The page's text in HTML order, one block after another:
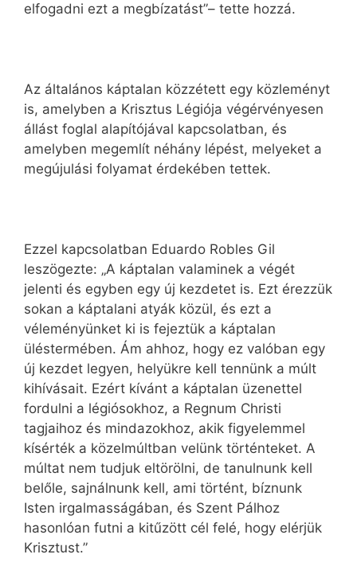
elfogadni ezt a megbízatást”– tette hozzá.
Az általános káptalan közzétett egy közleményt
is, amelyben a Krisztus Légiója végérvényesen
állást foglal alapítójával kapcsolatban, és
amelyben megemlít néhány lépést, melyeket a
megújulási folyamat érdekében tettek.
Ezzel kapcsolatban Eduardo Robles Gil
leszögezte: „A káptalan valaminek a végét
jelenti és egyben egy új kezdetet is. Ezt érezzük
sokan a káptalani atyák közül, és ezt a
véleményünket ki is fejeztük a káptalan
üléstermében. Ám ahhoz, hogy ez valóban egy
új kezdet legyen, helyükre kell tennünk a múlt
kihívásait. Ezért kívánt a káptalan üzenettel
fordulni a légiósokhoz, a Regnum Christi
tagjaihoz és mindazokhoz, akik figyelemmel
kísérték a közelmúltban velünk történteket. A
múltat nem tudjuk eltörölni, de tanulnunk kell
belőle, sajnálnunk kell, ami történt, bíznunk
Isten irgalmasságában, és Szent Pálhoz
hasonlóan futni a kitűzött cél felé, hogy elérjük
Krisztust.”